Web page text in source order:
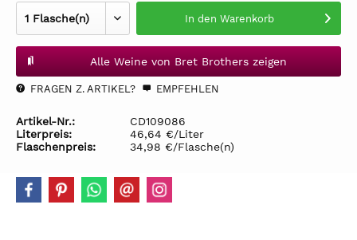
In den Warenkorb
Alle Weine von Bret Brothers zeigen
FRAGEN Z. ARTIKEL? EMPFEHLEN
Artikel-Nr.:
CD109086
Literpreis:
46,64 €/Liter
Flaschenpreis:
34,98 €/Flasche(n)